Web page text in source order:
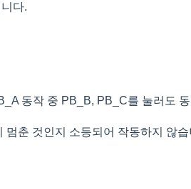
다.
동작 중 PB_B, PB_C를 눌러도
멈춘 것인지 소등되어 작동하지 않습